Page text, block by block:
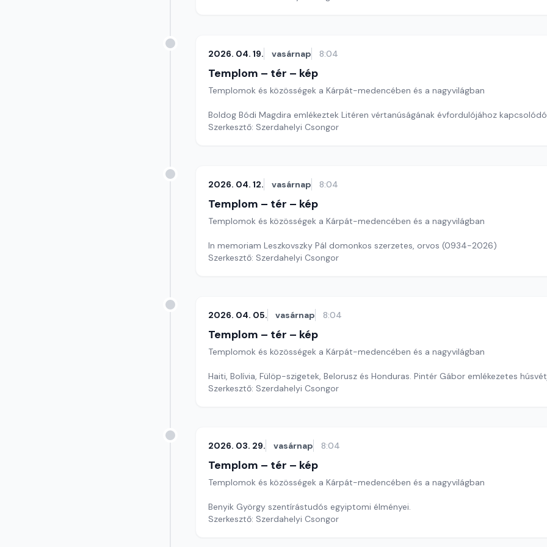
2026. 04. 19. vasárnap 8:04
Templom – tér – kép
Templomok és közösségek a Kárpát-medencében és a nagyvilágban
Boldog Bódi Magdira emlékeztek Litéren vértanúságának évfordulójához
Szerkesztő: Szerdahelyi Csongor
2026. 04. 12. vasárnap 8:04
Templom – tér – kép
Templomok és közösségek a Kárpát-medencében és a nagyvilágban
In memoriam Leszkovszky Pál domonkos szerzetes, orvos (0934-2026)
Szerkesztő: Szerdahelyi Csongor
2026. 04. 05. vasárnap 8:04
Templom – tér – kép
Templomok és közösségek a Kárpát-medencében és a nagyvilágban
Haiti, Bolívia, Fülöp-szigetek, Belorusz és Honduras. Pintér
Szerkesztő: Szerdahelyi Csongor
2026. 03. 29. vasárnap 8:04
Templom – tér – kép
Templomok és közösségek a Kárpát-medencében és a nagyvilágban
Benyik György szentírástudós egyiptomi élményei.
Szerkesztő: Szerdahelyi Csongor